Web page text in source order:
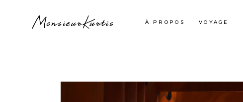
À PROPOS VOYAGE